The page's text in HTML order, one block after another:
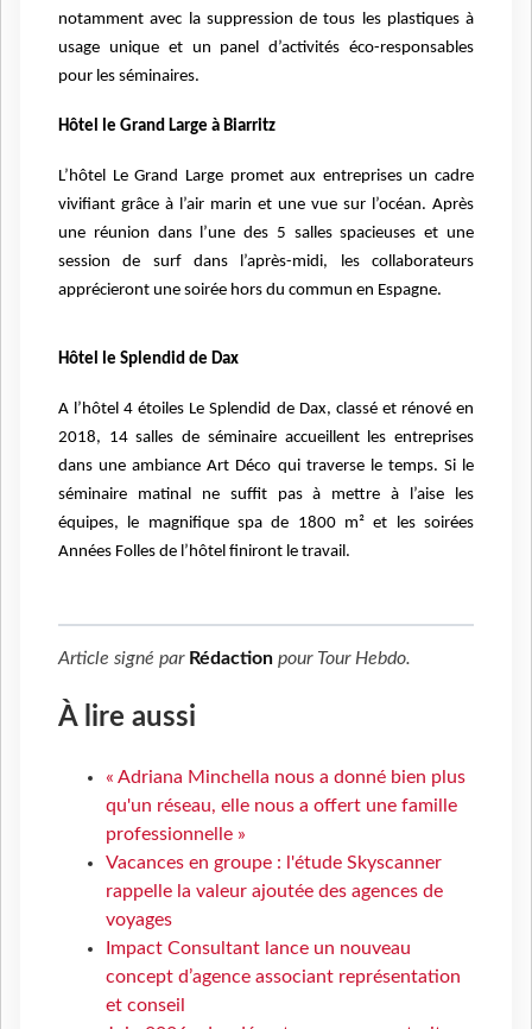
notammentavec la suppression de tous les plastiques à
usage unique et un panel d’activités éco-responsables
pour les séminaires.
Hôtel le Grand Large à Biarritz
L’hôtel Le Grand Large promet aux entreprises un cadre
vivifiant grâce à l’air marin et une vue sur l’océan. Après
une réunion dans l’une des 5 salles spacieuses et une
session de surf dans l’après-midi, les collaborateurs
apprécieront une soirée hors du commun en Espagne.
Hôtel le Splendid de Dax
A l’hôtel 4 étoiles Le Splendid de Dax, classé et rénové en
2018, 14 salles de séminaire accueillent les entreprises
dans une ambiance Art Déco qui traverse le temps. Si le
séminaire matinal ne suffit pas à mettre à l’aise les
équipes, le magnifique spa de 1800 m² et les soirées
Années Folles de l’hôtel finiront le travail.
Article signé par Rédaction pour Tour Hebdo.
À lire aussi
« Adriana Minchella nous a donné bien plus
qu'un réseau, elle nous a offert une famille
professionnelle »
Vacances en groupe : l'étude Skyscanner
rappelle la valeur ajoutée des agences de
voyages
Impact Consultant lance un nouveau
concept d’agence associant représentation
et conseil